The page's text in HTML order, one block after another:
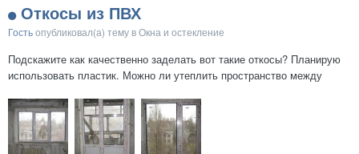
Откосы из ПВХ
Гостьопубликовал(а) тему вОкна и остекление
Подскажите как качественно заделать вот такие откосы? Планирую
использовать пластик. Можно ли утеплить пространство между
использовать для наращивания стены брус или профиль?Дом
блочный (ЖБ). Буду очень благодарен за помощь!...